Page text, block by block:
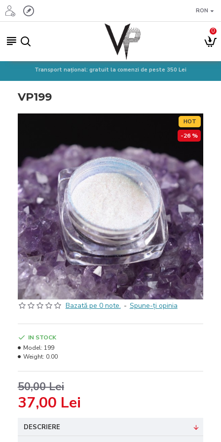
RON
0
Transport național: gratuit la comenzi de peste 350 Lei
VP199
HOT
-26 %
Bazată pe 0 note. - Spune-ţi opinia
37,00 Lei
50,00 Lei
IN STOCK
Model: 199
Weight: 0.00
DESCRIERE